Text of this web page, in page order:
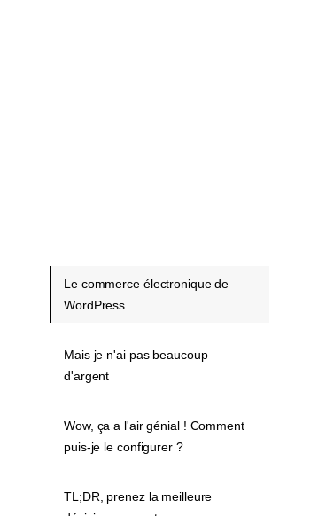
Le commerce électronique de
WordPress
Mais je n'ai pas beaucoup
d'argent
Wow, ça a l'air génial ! Comment
puis-je le configurer ?
TL;DR, prenez la meilleure